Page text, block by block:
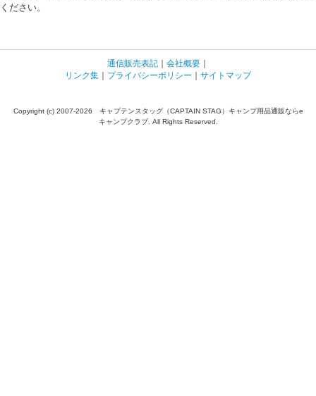
ください。
通信販売表記 ｜ 会社概要 ｜
リンク集 ｜ プライバシーポリシー ｜ サイトマップ
Copyright (c) 2007-2026 キャプテンスタッグ（CAPTAIN STAG）キャンプ用品通販ならe
キャンプクラブ. All Rights Reserved.